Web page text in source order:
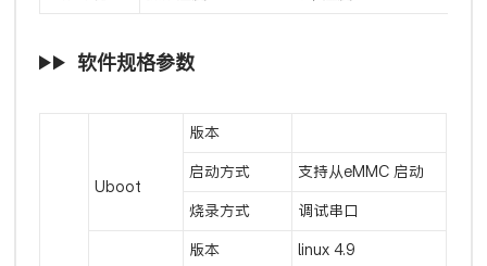
软件规格参数
Uboot
版本
启动方式 支持从eMMC 启动
烧录方式 调试串口
版本 linux 4.9